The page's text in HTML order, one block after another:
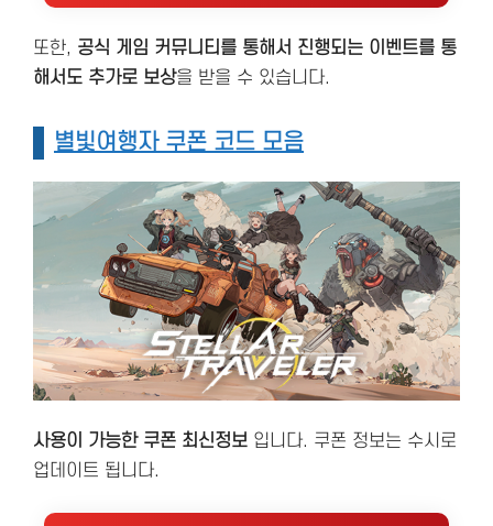
또한, 공식 게임 커뮤니티를 통해서 진행되는 이벤트를 통
해서도 추가로 보상을 받을 수 있습니다.
별빛여행자 쿠폰 코드 모음
사용이 가능한 쿠폰 최신정보 입니다. 쿠폰 정보는 수시로
업데이트 됩니다.